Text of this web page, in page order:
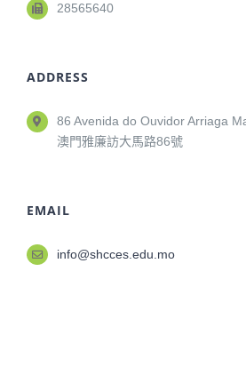
28565640
ADDRESS
86 Avenida do Ouvidor Arriaga
澳門雅廉訪大馬路86號
EMAIL
info@shcces.edu.mo